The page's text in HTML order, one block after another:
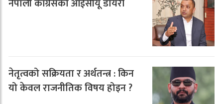
नेतृत्वको सक्रियता र अर्थतन्त्र : किन
यो केवल राजनीतिक विषय होइन ?